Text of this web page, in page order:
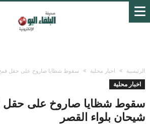
الرئيسية اخبار محلية سقوط شظايا صاروخ على حقل قمح
اخبار محلية
سقوط شظايا صاروخ على
شيحان بلواء القصر